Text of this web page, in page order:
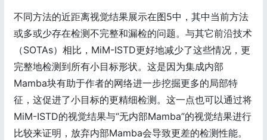
不同方法的近距离视觉结果展示在图5中，其中当前方法
或多或少存在检测不完整和漏检的问题。与其它前沿技术
（SOTAs）相比，MiM-ISTD更好地减少了这些情况，更
完整地检测到所有小目标形状。这是因为集成内部
Mamba块有助于作者的网络进一步挖掘更多的局部特
征，这促进了小目标的更精细检测。这一点也可以通过将
MiM-ISTD的视觉结果与“无内部Mamba”的视觉结果进行
比较来证明，放弃内部Mamba会导致更差的检测性能。